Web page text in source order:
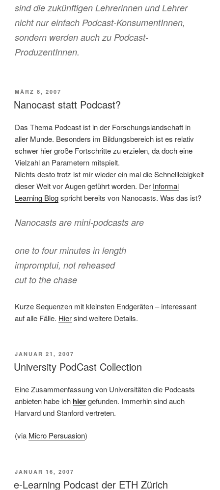
sind die zukünftigen Lehrerinnen und Lehrer
nicht nur einfach Podcast-KonsumentInnen,
sondern werden auch zu Podcast-
ProduzentInnen.
VERÖFFENTLICHT
AM
MÄRZ 8, 2007
Nanocast statt Podcast?
Das Thema Podcast ist in der Forschungslandschaft in
aller Munde. Besonders im Bildungsbereich ist es relativ
schwer hier große Fortschritte zu erzielen, da doch eine
Vielzahl an Parametern mitspielt.
Nichts desto trotz ist mir wieder ein mal die Schnelllebigkeit
dieser Welt vor Augen geführt worden. Der Informal
Learning Blogspricht bereits von Nanocasts. Was das ist?
Nanocasts are mini-podcasts are
one to four minutes in length
impromptui, not reheased
cut to the chase
Kurze Sequenzen mit kleinsten Endgeräten – interessant
auf alle Fälle. Hiersind weitere Details.
VERÖFFENTLICHT
AM
JANUAR 21, 2007
University PodCast Collection
Eine Zusammenfassung von Universitäten die Podcasts
anbieten habe ich hiergefunden. Immerhin sind auch
Harvard und Stanford vertreten.
(via Micro Persuasion)
VERÖFFENTLICHT
AM
JANUAR 16, 2007
e-Learning Podcast der ETH Zürich